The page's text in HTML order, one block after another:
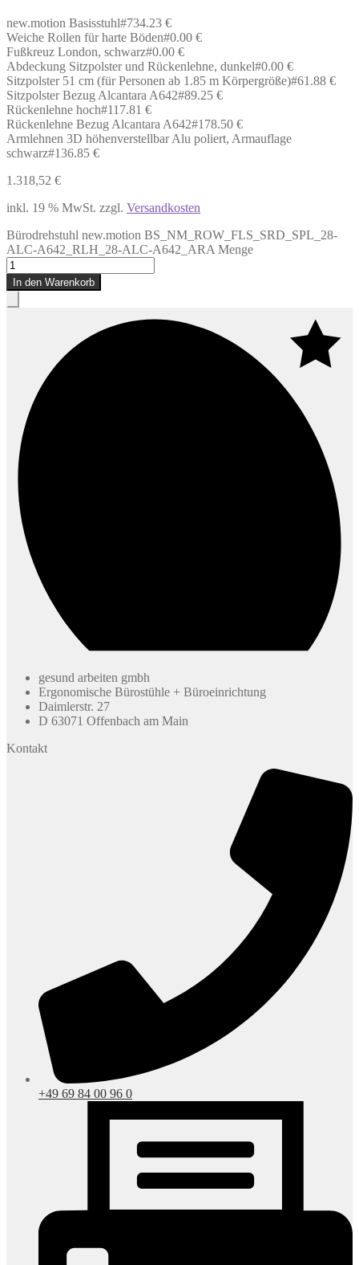
new.motion Basisstuhl#734.23 €
Weiche Rollen für harte Böden#0.00 €
Fußkreuz London, schwarz#0.00 €
Abdeckung Sitzpolster und Rückenlehne, dunkel#0.00 €
Sitzpolster 51 cm (für Personen ab 1.85 m Körpergröße)#61.88 €
Sitzpolster Bezug Alcantara A642#89.25 €
Rückenlehne hoch#117.81 €
Rückenlehne Bezug Alcantara A642#178.50 €
Armlehnen 3D höhenverstellbar Alu poliert, Armauflage
schwarz#136.85 €
1.318,52 €
inkl. 19 % MwSt. zzgl. Versandkosten
Bürodrehstuhl new.motion BS_NM_ROW_FLS_SRD_SPL_28-
ALC-A642_RLH_28-ALC-A642_ARA Menge
In den Warenkorb
gesund arbeiten gmbh
Ergonomische Bürostühle + Büroeinrichtung
Daimlerstr. 27
D 63071 Offenbach am Main
Kontakt
+49 69 84 00 96 0